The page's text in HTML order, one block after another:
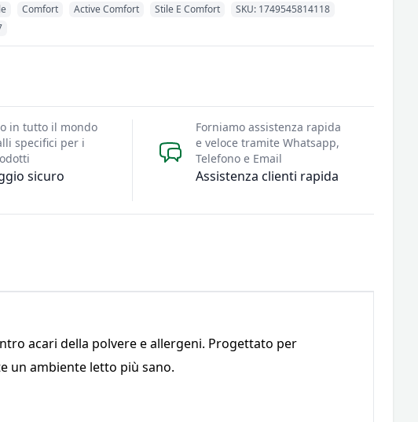
Comfort Active Comfort Stile E Comfort
SKU: 1749545814118
sicuro
in tutto il mondo
specifici per i
Assistenza clienti rapida
Forniamo assistenza rapida
e veloce tramite Whatsapp,
Telefono e Email
acari della polvere e allergeni. Progettato per
un ambiente letto più sano.